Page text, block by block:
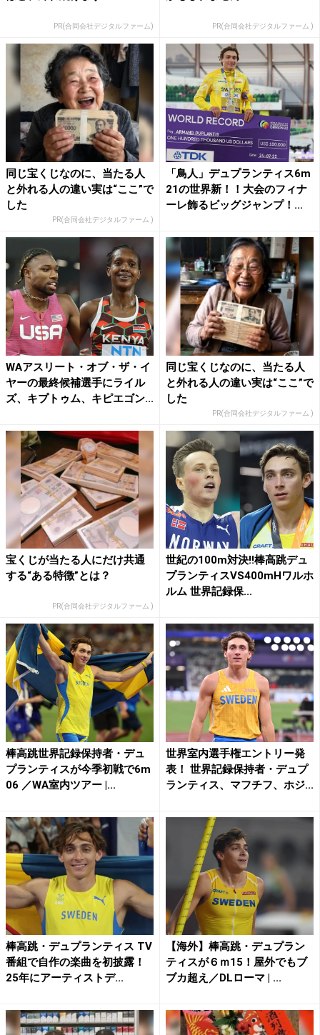
PR(合同会社デジタルファーム) PR(合同会社デジタルファーム )
同じ宝くじなのに、当たる人
と外れる人の違い実は“ここ”で
した
PR(合同会社デジタルファーム )
「鳥人」デュプランティス6m
21の世界新！！大会のフィナ
ーレ飾るビッグジャンプ！...
WAアスリート・オブ・ザ・イ
ヤーの最終候補選手にライル
ズ、キプトゥム、キピエゴン...
同じ宝くじなのに、当たる人
と外れる人の違い実は“ここ”で
した
PR(合同会社デジタルファーム )
宝くじが当たる人にだけ共通
する“ある特徴”とは？
PR(合同会社デジタルファーム )
世紀の100m対決!!棒高跳デュ
プランティスVS400mHワルホ
ルム 世界記録保...
棒高跳世界記録保持者・デュ
プランティスが今季初戦で6m
06 ／WA室内ツアー |...
世界室内選手権エントリー発
表！ 世界記録保持者・デュプ
ランティス、マフチフ、ホジ...
棒高跳・デュプランティス TV
番組で自作の楽曲を初披露！
25年にアーティストデ...
【海外】棒高跳・デュプラン
ティスが６ｍ15！屋外でもブ
ブカ超え／DLローマ | ...